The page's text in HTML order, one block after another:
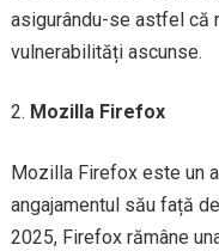
asigurându-se astfel că
vulnerabilități ascunse.
Mozilla Firefox
Mozilla Firefox este un
angajamentul său față
2025, Firefox rămâne